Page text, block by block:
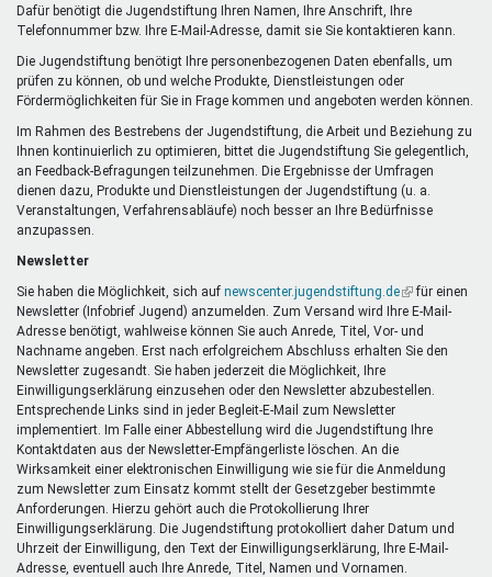
Dafür benötigt die Jugendstiftung Ihren Namen, Ihre Anschrift, Ihre
Telefonnummer bzw. Ihre E-Mail-Adresse, damit sie Sie kontaktieren kann.
Die Jugendstiftung benötigt Ihre personenbezogenen Daten ebenfalls, um
prüfen zu können, ob und welche Produkte, Dienstleistungen oder
Fördermöglichkeiten für Sie in Frage kommen und angeboten werden können.
Im Rahmen des Bestrebens der Jugendstiftung, die Arbeit und Beziehung zu
Ihnen kontinuierlich zu optimieren, bittet die Jugendstiftung Sie gelegentlich,
an Feedback-Befragungen teilzunehmen. Die Ergebnisse der Umfragen
dienen dazu, Produkte und Dienstleistungen der Jugendstiftung (u. a.
Veranstaltungen, Verfahrensabläufe) noch besser an Ihre Bedürfnisse
anzupassen.
Newsletter
Sie haben die Möglichkeit, sich auf newscenter.jugendstiftung.de(Link
ist
extern)
für einen
Newsletter (Infobrief Jugend) anzumelden. Zum Versand wird Ihre E-Mail-
Adresse benötigt, wahlweise können Sie auch Anrede, Titel, Vor- und
Nachname angeben. Erst nach erfolgreichem Abschluss erhalten Sie den
Newsletter zugesandt. Sie haben jederzeit die Möglichkeit, Ihre
Einwilligungserklärung einzusehen oder den Newsletter abzubestellen.
Entsprechende Links sind in jeder Begleit-E-Mail zum Newsletter
implementiert. Im Falle einer Abbestellung wird die Jugendstiftung Ihre
Kontaktdaten aus der Newsletter-Empfängerliste löschen. An die
Wirksamkeit einer elektronischen Einwilligung wie sie für die Anmeldung
zum Newsletter zum Einsatz kommt stellt der Gesetzgeber bestimmte
Anforderungen. Hierzu gehört auch die Protokollierung Ihrer
Einwilligungserklärung. Die Jugendstiftung protokolliert daher Datum und
Uhrzeit der Einwilligung, den Text der Einwilligungserklärung, Ihre E-Mail-
Adresse, eventuell auch Ihre Anrede, Titel, Namen und Vornamen.